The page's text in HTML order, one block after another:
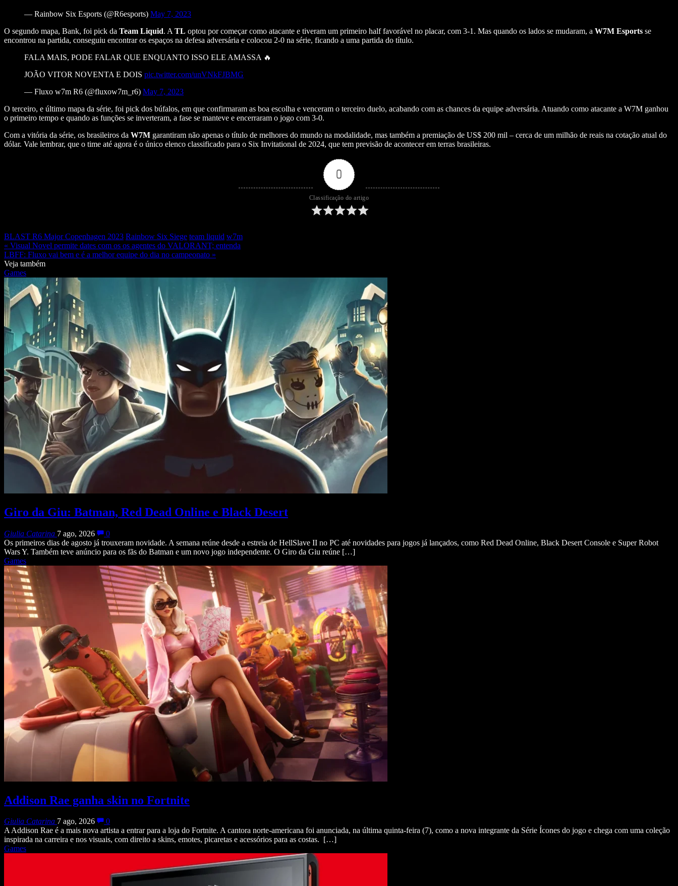
— Rainbow Six Esports (@R6esports) May 7, 2023
O segundo mapa, Bank, foi pick da Team Liquid. A TL optou por começar como atacante e tiveram um primeiro half favorável no placar, com 3-1. Mas quando os lados se mudaram, a W7M Esports se
encontrou na partida, conseguiu encontrar os espaços na defesa adversária e colocou 2-0 na série, ficando a uma partida do título.
FALA MAIS, PODE FALAR QUE ENQUANTO ISSO ELE AMASSA 🔥
JOÃO VITOR NOVENTA E DOIS pic.twitter.com/unVNkFJBMG
— Fluxo w7m R6 (@fluxow7m_r6) May 7, 2023
O terceiro, e último mapa da série, foi pick dos búfalos, em que confirmaram as boa escolha e venceram o terceiro duelo, acabando com as chances da equipe adversária. Atuando como atacante a W7M ganhou
o primeiro tempo e quando as funções se inverteram, a fase se manteve e encerraram o jogo com 3-0.
Com a vitória da série, os brasileiros da W7M garantiram não apenas o título de melhores do mundo na modalidade, mas também a premiação de US$ 200 mil – cerca de um milhão de reais na cotação atual do
dólar. Vale lembrar, que o time até agora é o único elenco classificado para o Six Invitational de 2024, que tem previsão de acontecer em terras brasileiras.
0
Classificação do artigo
BLAST R6 Major Copenhagen 2023 Rainbow Six Siege team liquid w7m
« Visual Novel permite dates com os os agentes do VALORANT; entenda
LBFF: Fluxo vai bem e é a melhor equipe do dia no campeonato »
Veja também
Games
Giro da Giu: Batman, Red Dead Online e Black Desert
Giulia Catarina 7 ago, 2026
0
Os primeiros dias de agosto já trouxeram novidade. A semana reúne desde a estreia de HellSlave II no PC até novidades para jogos já lançados, como Red Dead Online, Black Desert Console e Super Robot
Wars Y. Também teve anúncio para os fãs do Batman e um novo jogo independente. O Giro da Giu reúne […]
Games
Addison Rae ganha skin no Fortnite
Giulia Catarina 7 ago, 2026
0
A Addison Rae é a mais nova artista a entrar para a loja do Fortnite. A cantora norte-americana foi anunciada, na última quinta-feira (7), como a nova integrante da Série Ícones do jogo e chega com uma coleção
inspirada na carreira e nos visuais, com direito a skins, emotes, picaretas e acessórios para as costas. […]
Games